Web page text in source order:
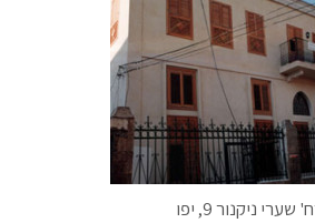
שערי ניקנור 9, יפו